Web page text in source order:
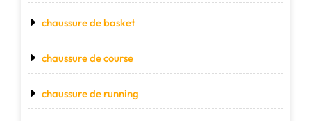
chaussure de basket
chaussure de course
chaussure de running